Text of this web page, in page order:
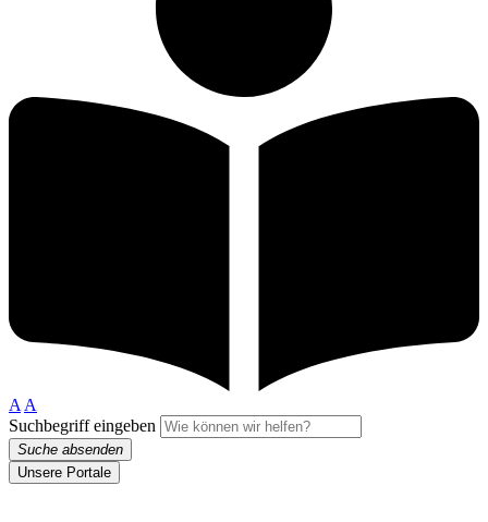
A A
Suchbegriff eingeben
Suche absenden
Unsere Portale